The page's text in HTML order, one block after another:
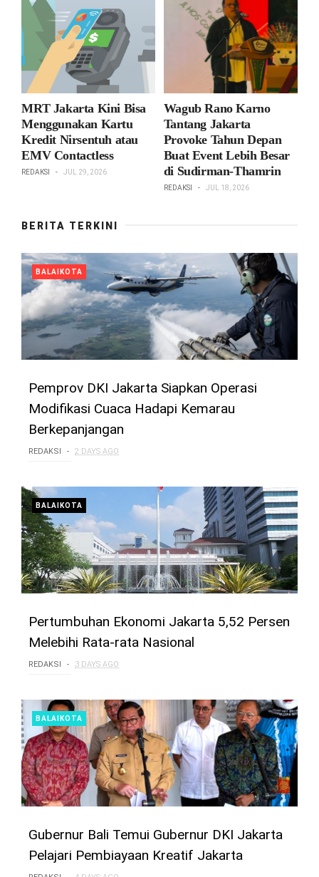
MRT Jakarta Kini Bisa
Menggunakan Kartu
Kredit Nirsentuh atau
EMV Contactless
REDAKSI JUL 29, 2026
Wagub Rano Karno
Tantang Jakarta
Provoke Tahun Depan
Buat Event Lebih Besar
di Sudirman-Thamrin
REDAKSI JUL 18, 2026
BERITA TERKINI
BALAIKOTA
Pemprov DKI Jakarta Siapkan Operasi
Modifikasi Cuaca Hadapi Kemarau
Berkepanjangan
REDAKSI 2 DAYS AGO
BALAIKOTA
Pertumbuhan Ekonomi Jakarta 5,52 Persen
Melebihi Rata-rata Nasional
REDAKSI 3 DAYS AGO
BALAIKOTA
Gubernur Bali Temui Gubernur DKI Jakarta
Pelajari Pembiayaan Kreatif Jakarta